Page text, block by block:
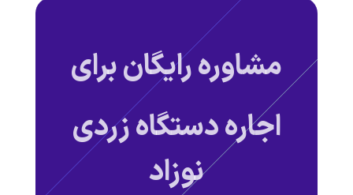
مشاوره رایگان برای
اجاره دستگاه زردی
نوزاد